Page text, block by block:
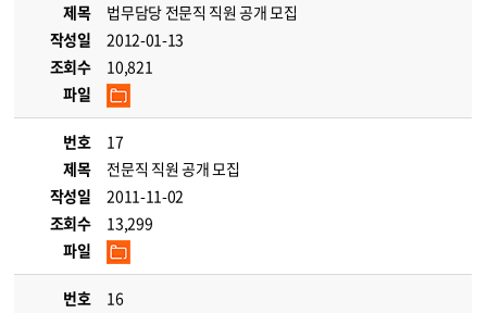
제목
법무담당 전문직 직원 공개 모집
작성일
2012-01-13
조회수
10,821
파일
번호
17
제목
전문직 직원 공개 모집
작성일
2011-11-02
조회수
13,299
파일
번호
16